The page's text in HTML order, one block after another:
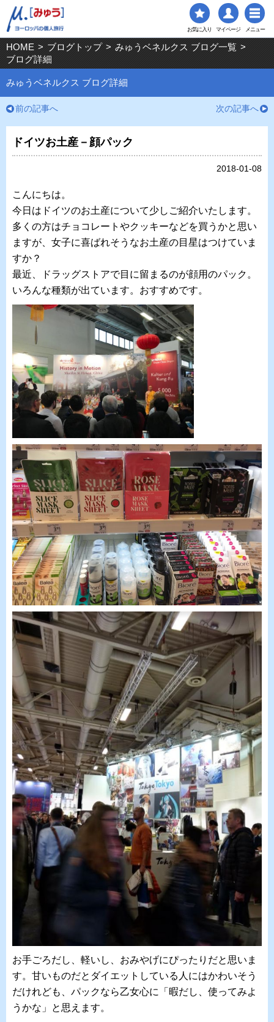
お気に入り マイページ メニュー
HOME > ブログトップ > みゅうベネルクス ブログ一覧 >
ブログ詳細
みゅうベネルクス ブログ詳細
前の記事へ 次の記事へ
ドイツお土産－顔パック
2018-01-08
こんにちは。
今日はドイツのお土産について少しご紹介いたします。
多くの方はチョコレートやクッキーなどを買うかと思い
ますが、女子に喜ばれそうなお土産の目星はつけていま
すか？
最近、ドラッグストアで目に留まるのが顔用のパック。
いろんな種類が出ています。おすすめです。
お手ごろだし、軽いし、おみやげにぴったりだと思いま
す。甘いものだとダイエットしている人にはかわいそう
だけれども、パックなら乙女心に「暇だし、使ってみよ
うかな」と思えます。